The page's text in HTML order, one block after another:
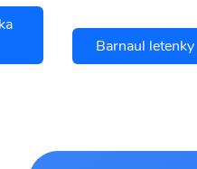
Barnaul letenky